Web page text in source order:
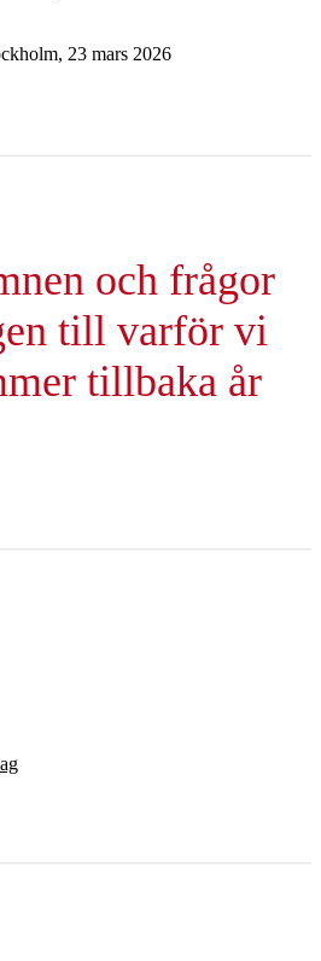
23 mars 2026
och frågor
till varför vi
tillbaka år